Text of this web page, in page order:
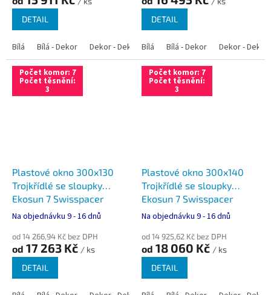
DETAIL
Bílá Bílá - Dekor Dekor - Dekor Bílá - Antracit Bílá - Zlatý dub
DETAIL
Bílá Bílá - Dekor Dekor - Dekor
Počet komor: 7
Počet těsnění:
3
Plastové okno 300x130
Trojkřídlé se sloupky
Ekosun 7 Swisspacer
Ultimate
Na objednávku 9 - 16 dnů
od 14 266,94 Kč bez DPH
od 17 263 Kč / ks
DETAIL
Počet komor: 7
Počet těsnění:
3
Plastové okno 300x140
Trojkřídlé se sloupky
Ekosun 7 Swisspacer
Ultimate
Na objednávku 9 - 16 dnů
od 14 925,62 Kč bez DPH
od 18 060 Kč / ks
DETAIL